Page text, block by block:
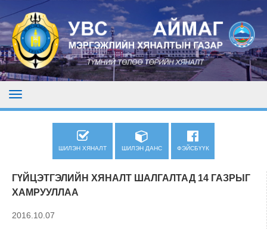
ШИЛЭН ХЯНАЛТ ШИЛЭН ДАНС ФЭЙСБҮҮК
ГҮЙЦЭТГЭЛИЙН ХЯНАЛТ ШАЛГАЛТАД 14 ГАЗРЫГ
ХАМРУУЛЛАА
2016.10.07